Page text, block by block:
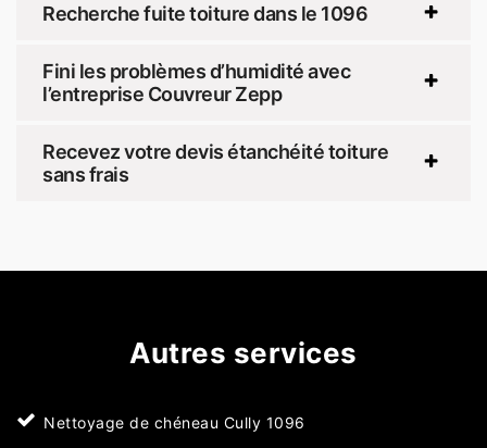
Recherche fuite toiture dans le 1096
Fini les problèmes d’humidité avec
l’entreprise Couvreur Zepp
Recevez votre devis étanchéité toiture
sans frais
Autres services
Nettoyage de chéneau Cully 1096